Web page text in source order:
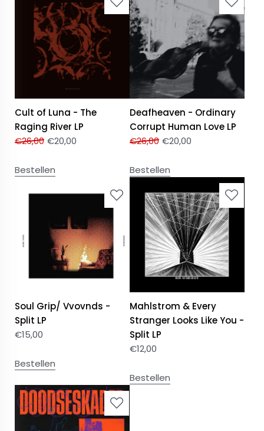
Cult of Luna - The
Raging River LP
€26,00 €20,00
Bestellen
Deafheaven - Ordinary
Corrupt Human Love LP
€26,00 €20,00
Bestellen
Soul Grip/ Vvovnds -
Split LP
€15,00
Bestellen
Mahlstrom & Every
Stranger Looks Like You -
Split LP
€12,00
Bestellen